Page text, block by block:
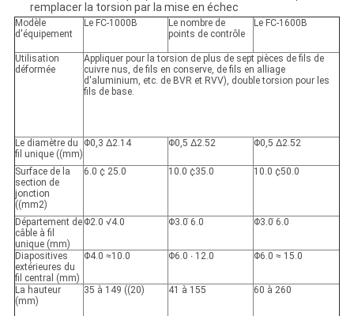
remplacer la torsion par la mise en échec
Modèle
d'équipement
Le FC-1000B
Le nombre de
points de contrôle
Le FC-1600B
Utilisation
déformée
Appliquer pour la torsion de plus de sept pièces de fils de
cuivre nus, de fils en conserve, de fils en alliage
d'aluminium, etc. de BVR et RVV), double torsion pour les
fils de base.
Le diamètre du
fil unique ((mm)
Φ0,3 ∆2.14 Φ0,5 ∆2.52 Φ0,5 ∆2.52
Surface de la
section de
jonction
((mm2)
6.0 ¢ 25.0 10.0 ¢35.0 10.0 ¢50.0
Département de
câble à fil
unique (mm)
Φ2.0 √4.0 Φ3.0 ̇6.0 Φ3.0 ̇6.0
Diapositives
extérieures du
fil central (mm)
Φ4.0 ≈10.0 Φ6.0 ∙ 12.0 Φ6.0 ≈ 15.0
La hauteur
(mm)
35 à 149 ((20) 41 à 155 60 à 260